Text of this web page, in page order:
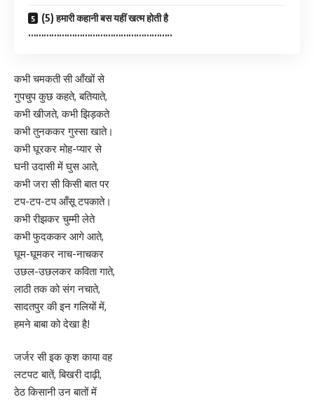
(5) हमारी कहानी बस यहीं खत्म होती है
………………………………………………..
कभी चमकती सी आँखों से
गुपचुप कुछ कहते, बतियाते,
कभी खीजते, कभी झिड़कते
कभी तुनककर गुस्सा खाते।
कभी घूरकर मोह-प्यार से
घनी उदासी में घुस आते,
कभी जरा सी किसी बात पर
टप-टप-टप आँसू टपकाते।
कभी रीझकर चुम्मी लेते
कभी फुदककर आगे आते,
घूम-घूमकर नाच-नाचकर
उछल-उछलकर कविता गाते,
लाठी तक को संग नचाते,
सादतपुर की इन गलियों में,
हमने बाबा को देखा है!
जर्जर सी इक कृश काया वह
लटपट बातें, बिखरी दाढ़ी,
ठेठ किसानी उन बातों में